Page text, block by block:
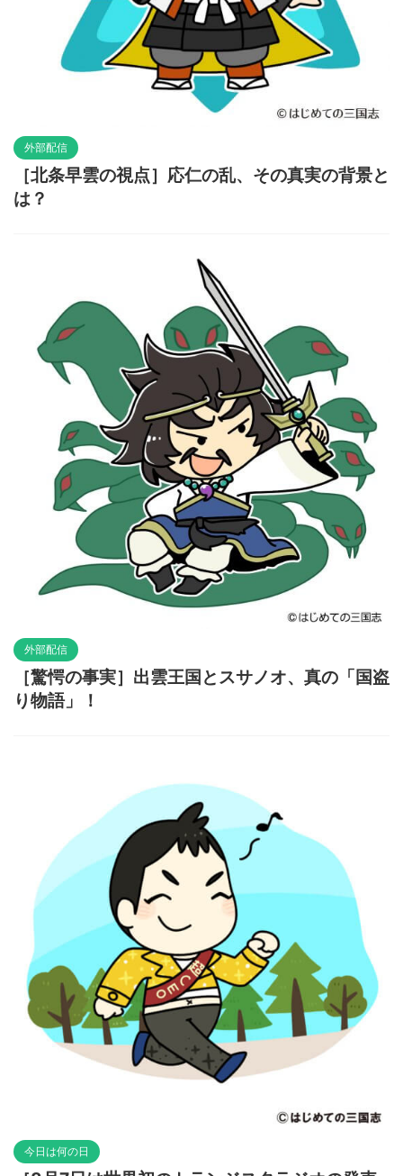
外部配信
［北条早雲の視点］応仁の乱、その真実の背景と
は？
外部配信
［驚愕の事実］出雲王国とスサノオ、真の「国盗
り物語」！
今日は何の日